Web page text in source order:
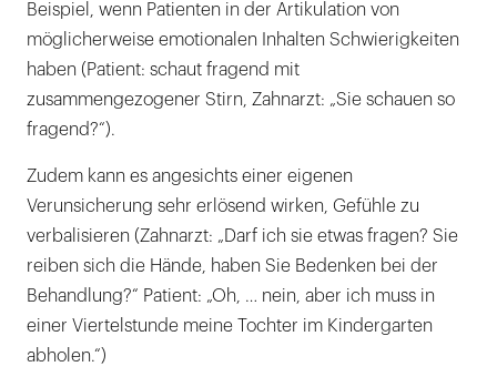
Beispiel, wenn Patienten in der Artikulation von
möglicherweise emotionalen Inhalten Schwierigkeiten
haben (Patient: schaut fragend mit
zusammengezogener Stirn, Zahnarzt: „Sie schauen so
fragend?“).
Zudem kann es angesichts einer eigenen
Verunsicherung sehr erlösend wirken, Gefühle zu
verbalisieren (Zahnarzt: „Darf ich sie etwas fragen? Sie
reiben sich die Hände, haben Sie Bedenken bei der
Behandlung?“ Patient: „Oh, … nein, aber ich muss in
einer Viertelstunde meine Tochter im Kindergarten
abholen.“)